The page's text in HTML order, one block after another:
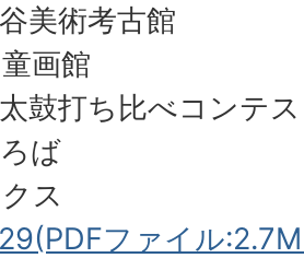
美術考古館
画館
鼓打ち比べコンテ
ば
ス
ファイル